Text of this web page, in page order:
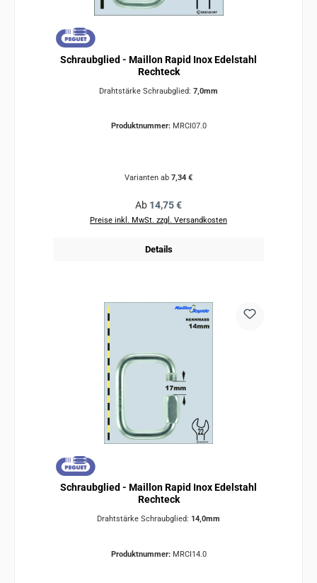
Schraubglied - Maillon Rapid Inox Edelstahl
Rechteck
Drahtstärke Schraubglied: 7,0mm
Produktnummer: MRCI07.0
Varianten ab 7,34 €
Regulärer Preis:
Ab 14,75 €
Preise inkl. MwSt. zzgl. Versandkosten
Details
Schraubglied - Maillon Rapid Inox Edelstahl
Rechteck
Drahtstärke Schraubglied: 14,0mm
Produktnummer: MRCI14.0